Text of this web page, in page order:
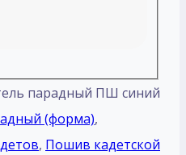
парадный ПШ синий
(форма),
, Пошив кадетской